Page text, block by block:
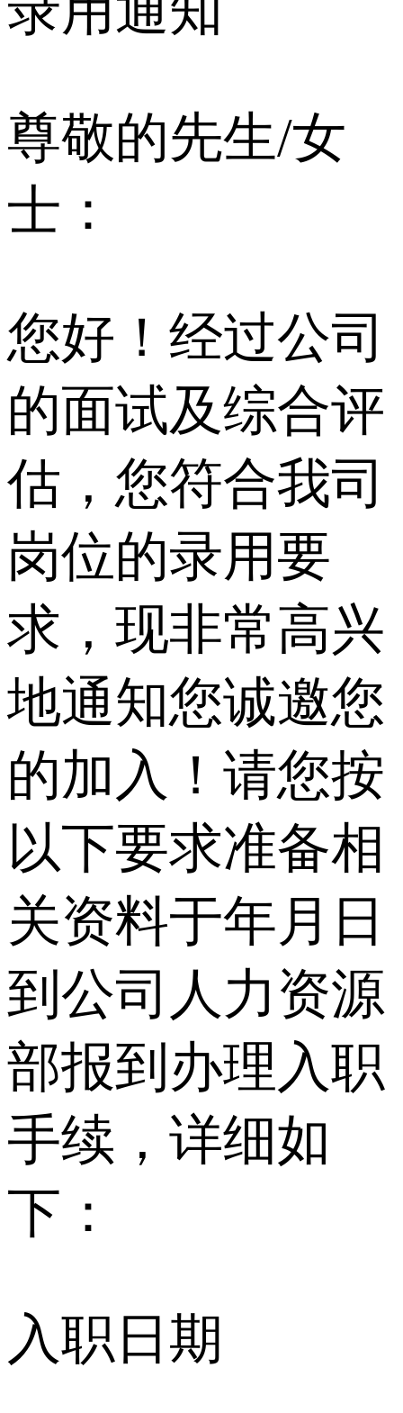
尊敬的先生/女
士：
您好！经过公司
的面试及综合评
估，您符合我司
岗位的录用要
求，现非常高兴
地通知您诚邀您
的加入！请您按
以下要求准备相
关资料于年月日
到公司人力资源
部报到办理入职
手续，详细如
下：
入职日期